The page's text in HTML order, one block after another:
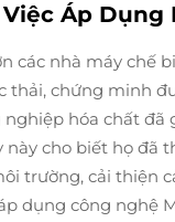
Áp Dụng
các nhà máy chế
thải, chứng minh
hóa chất đã
cho biết họ đã
trường, cải thiện
dụng công nghệ